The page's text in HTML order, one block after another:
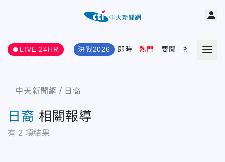
LIVE 24HR 決戰2026 即時 熱門 要聞 社會 娛樂
中天新聞網 日裔
日裔 相關報導
有 2 項結果